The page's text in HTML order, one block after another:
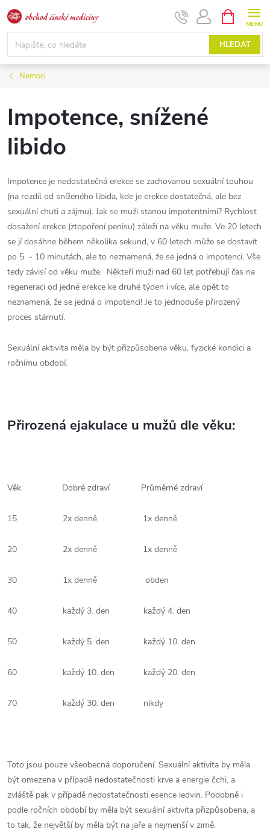
Přejít
na
obsah
HLEDAT
NÁKUPNÍ
KOŠÍK
Nemoci
Impotence, snížené
libido
Impotence je nedostatečná erekce se zachovanou sexuální touhou
(na rozdíl od sníženého libida, kde je erekce dostatečná, ale bez
sexuální chuti a zájmu). Jak se muži stanou impotentními? Rychlost
dosažení erekce (ztopoření penisu) záleží na věku muže. Ve 20 letech
se jí dosáhne během několika sekund, v 60 letech může se dostavit
po 5 - 10 minutách, ale to neznamená, že se jedná o impotenci. Vše
tedy závisí od věku muže. Někteří muži nad 60 let potřebují čas na
regeneraci od jedné erekce ke druhé týden i více, ale opět to
neznamená, že se jedná o impotenci! Je to jednoduše přirozený
proces stárnutí.
Sexuální aktivita měla by být přizpůsobena věku, fyzické kondici a
ročnímu období.
Přirozená ejakulace u mužů dle věku:
Věk Dobré zdraví Průměrné zdraví
15 2x denně 1x denně
20 2x denně 1x denně
30 1x denně obden
40 každý 3. den každý 4. den
50 každý 5. den každý 10. den
60 každý 10. den každý 20. den
70 každý 30. den nikdy
Toto jsou pouze všeobecná doporučení. Sexuální aktivita by měla
být omezena v případě nedostatečnosti krve a energie čchi, a
zvláště pak v případě nedostatečnosti esence ledvin. Podobně i
podle ročních období by měla být sexuální aktivita přizpůsobena, a
to tak, že největší by měla být na jaře a nejmenší v zimě.